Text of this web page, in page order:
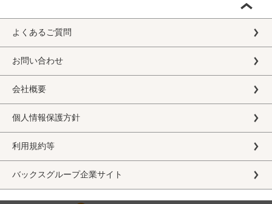
よくあるご質問
お問い合わせ
会社概要
個人情報保護方針
利用規約等
バックスグループ企業サイト